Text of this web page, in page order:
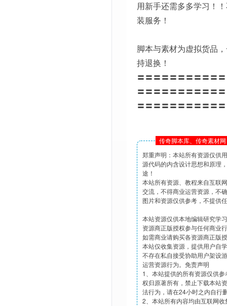
用新手还需多多学习！
装服务！
脚本与素材为虚拟货品
持退换！
〓〓〓〓〓〓〓〓〓〓
〓〓〓〓〓〓〓〓〓〓
〓〓〓〓〓〓〓〓〓〓
传奇脚本库、传奇素材
郑重声明：本站所有资源仅供
源代码的内含设计思想和原理
途！
本站所有资源、教程来自互联
交流，不得商业运营资源，不
图片和资源仅供参考，不提供
本站资源仅供本地编辑研究学
资源商正版授权参与任何商业
如需商业请购买各资源商正版
本站仅收集资源，提供用户自
不存在私自接受协助用户架设
运营资源行为。免责声明
1、本站提供的所有资源仅供
权归原著所有，禁止下载本站
法行为，请在24小时之内自行
2、本站所有内容均由互联网